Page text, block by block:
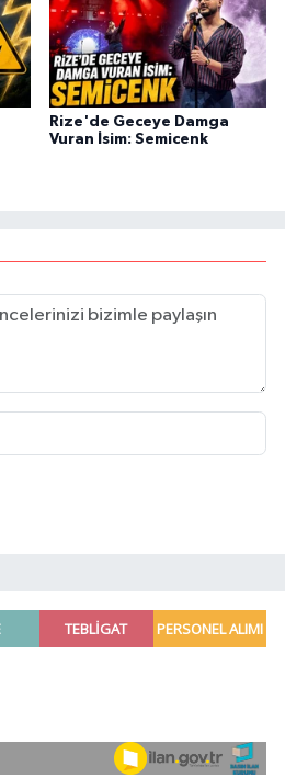
Rize'de Geceye Damga
Vuran İsim: Semicenk